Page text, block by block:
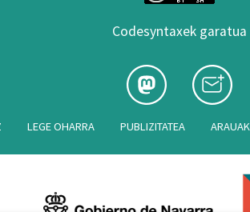
Codesyntaxek garatua
LEGE OHARRA PUBLIZITATEA ARAUAK